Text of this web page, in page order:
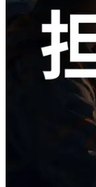
この記事を読む
さらに読み込む